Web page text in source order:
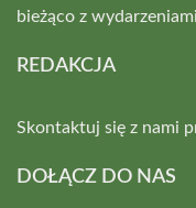
bieżąco z
REDAKCJA
Skontaktuj się z nami
DOŁĄCZ DO NAS